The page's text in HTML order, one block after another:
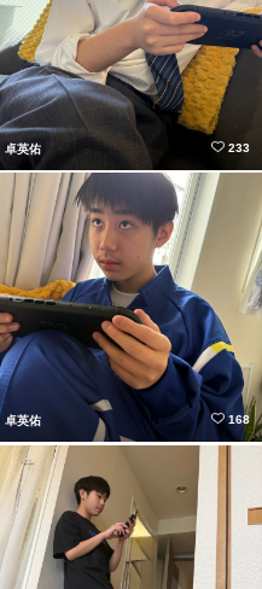
卓英佑 233
卓英佑 168